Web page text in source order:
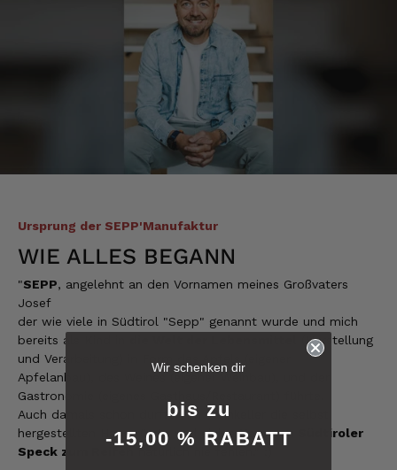
Ursprung der SEPP'Manufaktur
WIE ALLES BEGANN
"SEPP, angelehnt an den Vornamen meines Großvaters
Josef
der wie viele in Südtirol "Sepp" genannt wurde und mich
bereits als Kind in
(Herstellung
und Verarbeitung) in Form des Apfels (eigener
Apfelanbau), des Weines (eigener Weinbau), und der
Gastronomie (eigenes Gasthaus/Restaurant) führte.
Auch damals schon durften im Weinkeller die selbst
hergestellten Hauswürste und einigeHammen Südtiroler
Speck zum Reifen
natürlich nie fehlen." :)
rating 6.226
reviews-io
Wir schenken dir
bis zu
-15,00 % RABATT